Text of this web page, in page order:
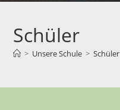
Schüler
> Unsere Schule > Schüler